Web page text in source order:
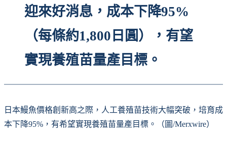
迎來好消息，成本下降95%
（每條約1,800日圓），有望
實現養殖苗量產目標。
日本鰻魚價格創新高之際，人工養殖苗技術大幅突破，培育成
本下降95%，有希望實現養殖苗量產目標。（圖/Merxwire）